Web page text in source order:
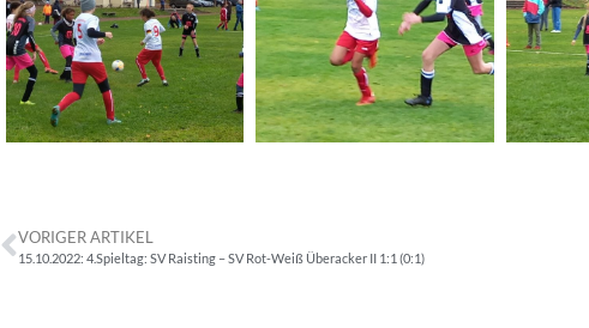
VORIGER ARTIKEL
15.10.2022: 4.Spieltag: SV Raisting – SV Rot-Weiß Überacker II 1:1 (0:1)